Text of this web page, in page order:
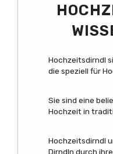
Hochzeitsdirndl
die speziell für
Sie sind eine
Hochzeit in
Hochzeitsdirndl
Dirndln durch